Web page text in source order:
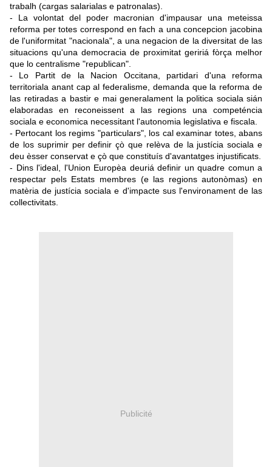
trabalh (cargas salarialas e patronalas).
- La volontat del poder macronian d'impausar una meteissa
reforma per totes correspond en fach a una concepcion jacobina
de l'uniformitat "nacionala", a una negacion de la diversitat de las
situacions qu'una democracia de proximitat geririá fòrça melhor
que lo centralisme "republican".
- Lo Partit de la Nacion Occitana, partidari d'una reforma
territoriala anant cap al federalisme, demanda que la reforma de
las retiradas a bastir e mai generalament la politica sociala sián
elaboradas en reconeissent a las regions una competéncia
sociala e economica necessitant l'autonomia legislativa e fiscala.
- Pertocant los regims "particulars", los cal examinar totes, abans
de los suprimir per definir çò que relèva de la justícia sociala e
deu èsser conservat e çò que constituís d'avantatges injustificats.
- Dins l'ideal, l'Union Europèa deuriá definir un quadre comun a
respectar pels Estats membres (e las regions autonòmas) en
matèria de justícia sociala e d'impacte sus l'environament de las
collectivitats.
Publicité